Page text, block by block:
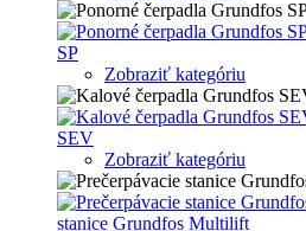
SP
Zobraziť kategóriu
SEV
Zobraziť kategóriu
stanice Grundfos Multilift